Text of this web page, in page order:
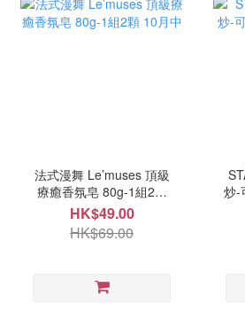
法式漫舞 Le’muses 頂級
療癒香氛皂 80g-1組2顆
10月中
HK$49.00
HK$69.00
炒-